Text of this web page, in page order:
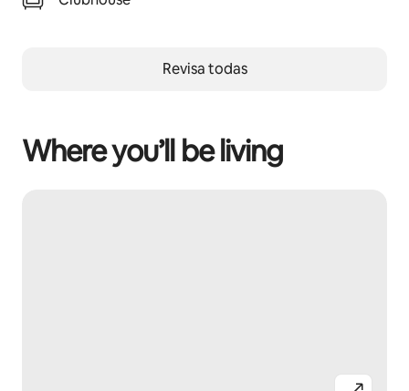
Revisa todas
Where you’ll be living